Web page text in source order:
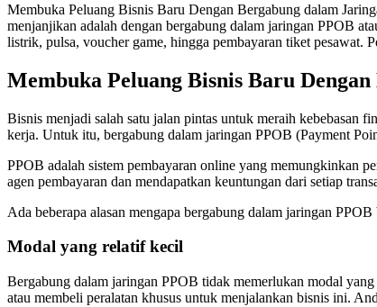
Membuka Peluang Bisnis Baru Dengan Bergabung dalam
menjanjikan adalah dengan bergabung dalam jaringan PPOB
listrik, pulsa, voucher game, hingga pembayaran tiket pesawat.
Membuka Peluang Bisnis Baru
Bisnis menjadi salah satu jalan pintas untuk meraih kebebasan
kerja. Untuk itu, bergabung dalam jaringan PPOB (Payment
PPOB adalah sistem pembayaran online yang memungkinkan
agen pembayaran dan mendapatkan keuntungan dari setiap
Ada beberapa alasan mengapa bergabung dalam jaringan
Modal yang relatif kecil
Bergabung dalam jaringan PPOB tidak memerlukan modal
atau membeli peralatan khusus untuk menjalankan bisnis ini.